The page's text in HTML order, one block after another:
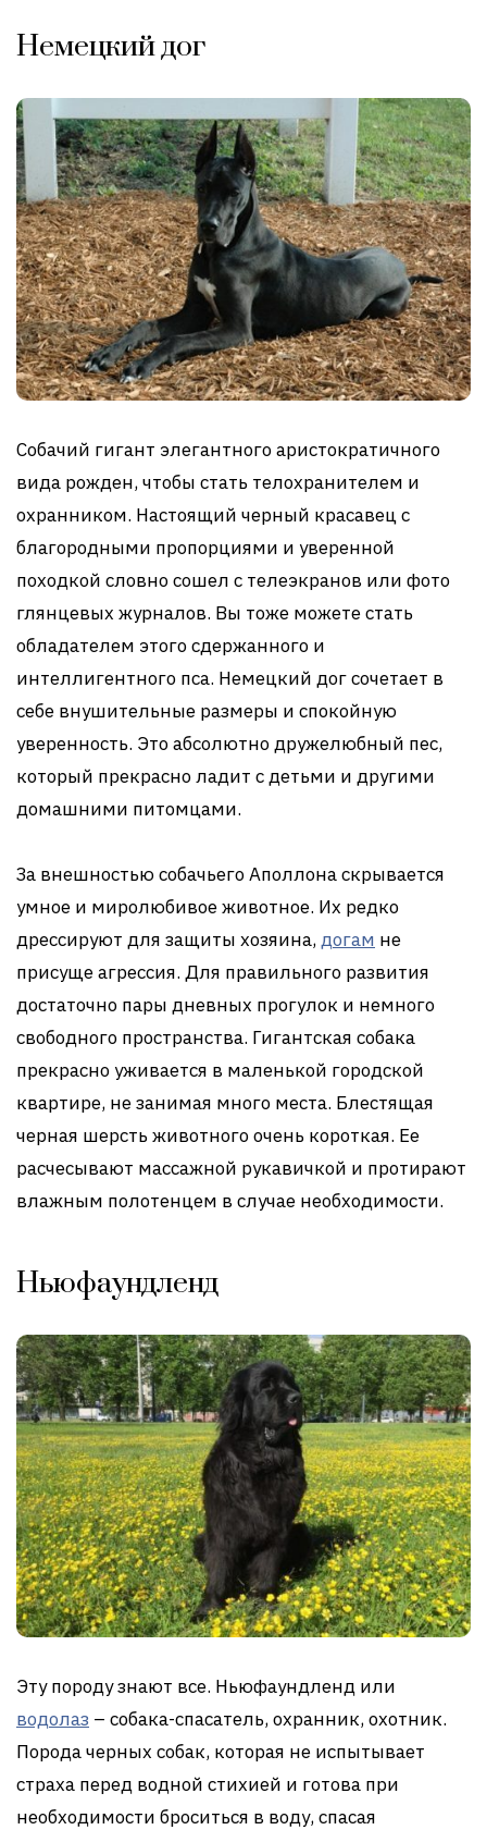
Немецкий дог
Собачий гигант элегантного аристократичного
вида рожден, чтобы стать телохранителем и
охранником. Настоящий черный красавец с
благородными пропорциями и уверенной
походкой словно сошел с телеэкранов или фото
глянцевых журналов. Вы тоже можете стать
обладателем этого сдержанного и
интеллигентного пса. Немецкий дог сочетает в
себе внушительные размеры и спокойную
уверенность. Это абсолютно дружелюбный пес,
который прекрасно ладит с детьми и другими
домашними питомцами.
За внешностью собачьего Аполлона скрывается
умное и миролюбивое животное. Их редко
дрессируют для защиты хозяина,догам не
присуще агрессия. Для правильного развития
достаточно пары дневных прогулок и немного
свободного пространства. Гигантская собака
прекрасно уживается в маленькой городской
квартире, не занимая много места. Блестящая
черная шерсть животного очень короткая. Ее
расчесывают массажной рукавичкой и протирают
влажным полотенцем в случае необходимости.
Ньюфаундленд
Эту породу знают все. Ньюфаундленд или
водолаз – собака-спасатель, охранник, охотник.
Порода черных собак, которая не испытывает
страха перед водной стихией и готова при
необходимости броситься в воду, спасая